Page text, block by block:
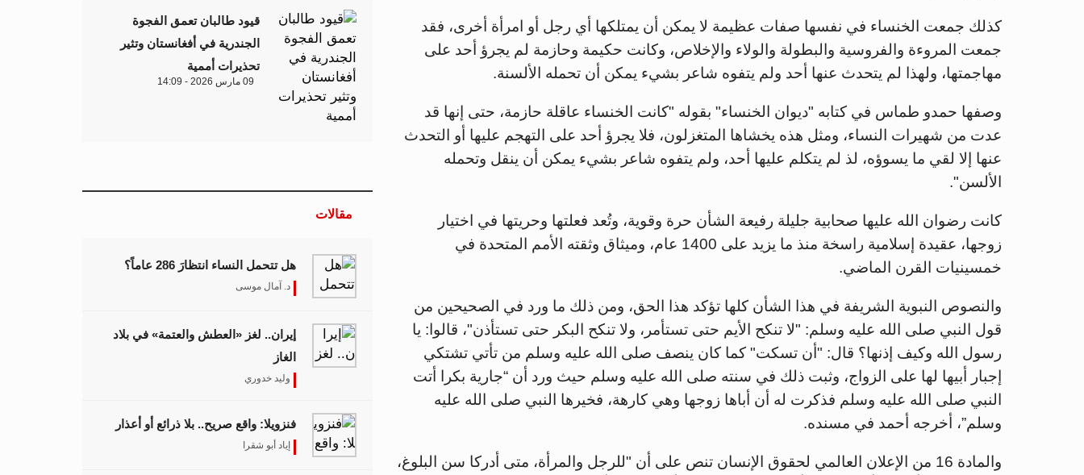
كذلك جمعت الخنساء في نفسها صفات عظيمة لا يمكن أن يمتلكها أي رجل أو امرأة أخرى، فقد
جمعت المروءة والفروسية والبطولة والولاء والإخلاص، وكانت حكيمة وحازمة لم يجرؤ أحد على
مهاجمتها، ولهذا لم يتحدث عنها أحد ولم يتفوه شاعر بشيء يمكن أن تحمله الألسنة.
وصفها حمدو طماس في كتابه "ديوان الخنساء" بقوله "كانت الخنساء عاقلة حازمة، حتى إنها قد
عدت من شهيرات النساء، ومثل هذه يخشاها المتغزلون، فلا يجرؤ أحد على التهجم عليها أو التحدث
عنها إلا لقي ما يسوؤه، لذ لم يتكلم عليها أحد، ولم يتفوه شاعر بشيء يمكن أن ينقل وتحمله
الألسن".
كانت رضوان الله عليها صحابية جليلة رفيعة الشأن حرة وقوية، وتُعد فعلتها وحريتها في اختيار
زوجها، عقيدة إسلامية راسخة منذ ما يزيد على 1400 عام، وميثاق وثقته الأمم المتحدة في
خمسينيات القرن الماضي.
والنصوص النبوية الشريفة في هذا الشأن كلها تؤكد هذا الحق، ومن ذلك ما ورد في الصحيحين من
قول النبي صلى الله عليه وسلم: "لا تنكح الأيم حتى تستأمر، ولا تنكح البكر حتى تستأذن"، قالوا: يا
رسول الله وكيف إذنها؟ قال: "أن تسكت" كما كان ينصف صلى الله عليه وسلم من تأتي تشتكي
إجبار أبيها لها على الزواج، وثبت ذلك في سنته صلى الله عليه وسلم حيث ورد أن “جارية بكرا أتت
النبي صلى الله عليه وسلم فذكرت له أن أباها زوجها وهي كارهة، فخيرها النبي صلى الله عليه
وسلم”، أخرجه أحمد في مسنده.
والمادة 16 من الإعلان العالمي لحقوق الإنسان تنص على أن "للرجل والمرأة، متى أدركا سن البلوغ،
قيود طالبان تعمق الفجوة
الجندرية في أفغانستان وتثير
تحذيرات أممية
09 مارس 2026 - 14:09
مقالات
هل تتحمل النساء انتظارَ 286 عاماً؟
د. آمال موسى
إيران.. لغز «العطش والعتمة» في بلاد
الغاز
وليد خدوري
فنزويلا: واقع صريح.. بلا ذرائع أو أعذار
إياد أبو شقرا